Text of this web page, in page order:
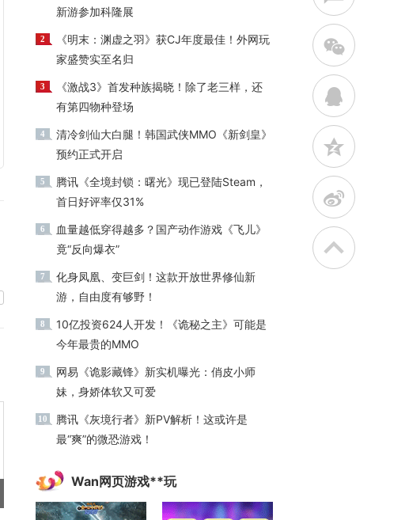
新游参加科隆展
2
《明末：渊虚之羽》获CJ年度最佳！外网玩
家盛赞实至名归
3
《激战3》首发种族揭晓！除了老三样，还
有第四物种登场
4
清冷剑仙大白腿！韩国武侠MMO《新剑皇》
预约正式开启
5
腾讯《全境封锁：曙光》现已登陆Steam，
首日好评率仅31%
6
血量越低穿得越多？国产动作游戏《飞儿》
竟“反向爆衣”
7
化身凤凰、变巨剑！这款开放世界修仙新
游，自由度有够野！
8
10亿投资624人开发！《诡秘之主》可能是
今年最贵的MMO
9
网易《诡影藏锋》新实机曝光：俏皮小师
妹，身娇体软又可爱
10
腾讯《灰境行者》新PV解析！这或许是
最“爽”的微恐游戏！
Wan网页游戏**玩
w
q
z
t